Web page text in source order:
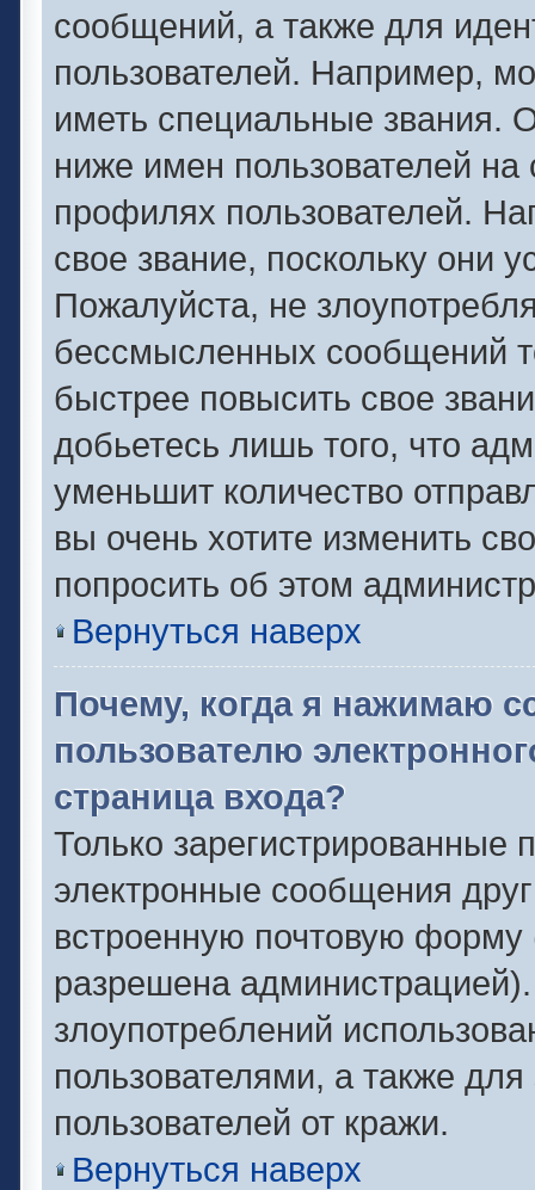
сообщений, а также для
пользователей. Например,
иметь специальные звания.
ниже имен пользователей
профилях пользователей.
свое звание, поскольку они
Пожалуйста, не
бессмысленных сообщений
быстрее повысить свое
добьетесь лишь того, что
уменьшит количество
вы очень хотите изменить
попросить об этом
Вернуться наверх
Почему, когда я нажимаю
пользователю
страница входа?
Только зарегистрированные
электронные сообщения
встроенную почтовую
разрешена
злоупотреблений
пользователями, а также
пользователей от кражи.
Вернуться наверх